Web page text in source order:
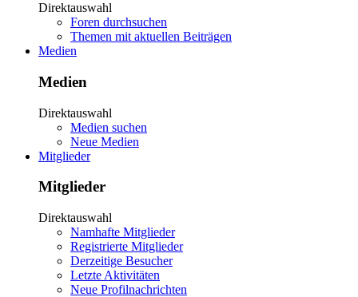
Direktauswahl
Foren durchsuchen
Themen mit aktuellen Beiträgen
Medien
Medien
Direktauswahl
Medien suchen
Neue Medien
Mitglieder
Mitglieder
Direktauswahl
Namhafte Mitglieder
Registrierte Mitglieder
Derzeitige Besucher
Letzte Aktivitäten
Neue Profilnachrichten